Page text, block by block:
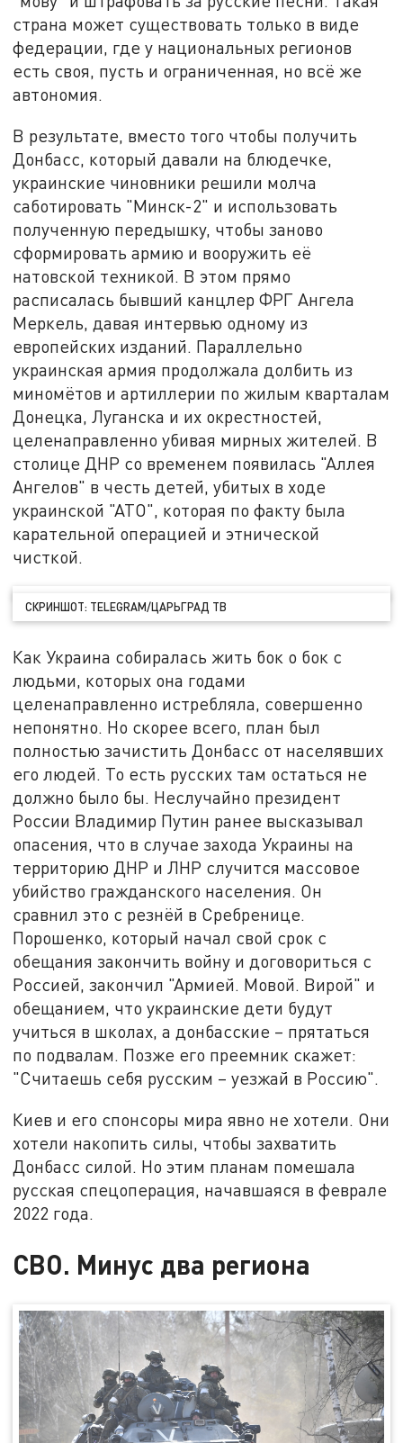
страна может существовать только в виде
федерации, где у национальных регионов
есть своя, пусть и ограниченная, но всё же
автономия.
В результате, вместо того чтобы получить
Донбасс, который давали на блюдечке,
украинские чиновники решили молча
саботировать "Минск-2" и использовать
полученную передышку, чтобы заново
сформировать армию и вооружить её
натовской техникой. В этом прямо
расписалась бывший канцлер ФРГ Ангела
Меркель, давая интервью одному из
европейских изданий. Параллельно
украинская армия продолжала долбить из
миномётов и артиллерии по жилым кварталам
Донецка, Луганска и их окрестностей,
целенаправленно убивая мирных жителей. В
столице ДНР со временем появилась "Аллея
Ангелов" в честь детей, убитых в ходе
украинской "АТО", которая по факту была
карательной операцией и этнической
чисткой.
СКРИНШОТ: TELEGRAM/ЦАРЬГРАД ТВ
Как Украина собиралась жить бок о бок с
людьми, которых она годами
целенаправленно истребляла, совершенно
непонятно. Но скорее всего, план был
полностью зачистить Донбасс от населявших
его людей. То есть русских там остаться не
должно было бы. Неслучайно президент
России Владимир Путин ранее высказывал
опасения, что в случае захода Украины на
территорию ДНР и ЛНР случится массовое
убийство гражданского населения. Он
сравнил это с резнёй в Сребренице.
Порошенко, который начал свой срок с
обещания закончить войну и договориться с
Россией, закончил "Армией. Мовой. Вирой" и
обещанием, что украинские дети будут
учиться в школах, а донбасские – прятаться
по подвалам. Позже его преемник скажет:
"Считаешь себя русским – уезжай в Россию".
Киев и его спонсоры мира явно не хотели. Они
хотели накопить силы, чтобы захватить
Донбасс силой. Но этим планам помешала
русская спецоперация, начавшаяся в феврале
2022 года.
СВО. Минус два региона